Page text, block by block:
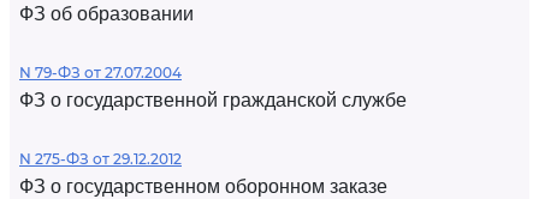
ФЗ об образовании
N 79-ФЗ от 27.07.2004
ФЗ о государственной гражданской службе
N 275-ФЗ от 29.12.2012
ФЗ о государственном оборонном заказе